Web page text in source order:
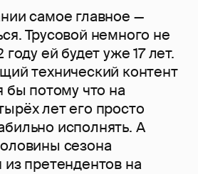
самое главное —
Трусовой немного не
ей будет уже 17 лет.
технический контент
бы потому что на
лет его просто
исполнять. А
сезона
претендентов на